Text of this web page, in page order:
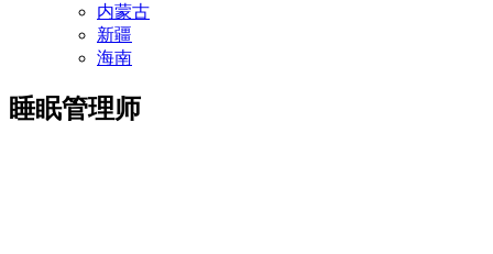
内蒙古
新疆
海南
睡眠管理师